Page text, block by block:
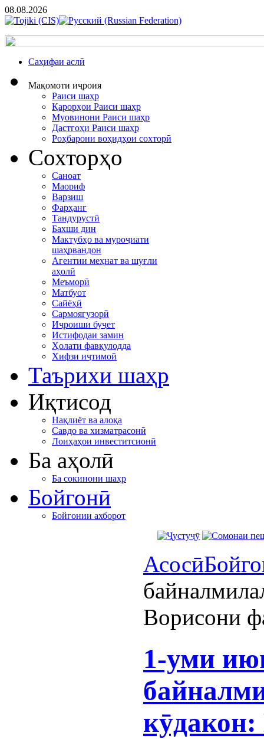
08.08.2026
Cаҳифаи аслӣ
Мақомоти иҷроия
Раиси шаҳр
Қарорҳои Раиси шаҳр
Муовинони Раиси шаҳр
Дастгоҳи Раиси шаҳр
Роҳбарони воҳидҳои сохторӣ
Сохторҳо
Саноат
Маориф
Варзиш
Фарҳанг
Тандурустӣ
Бахши дин
Мактубҳо ва муроҷиати
шаҳрвандон
Агентии меҳнат ва шуғли
аҳолӣ
Меъморӣ
Матбуот
Сайёҳӣ
Сармоягузорӣ
Иҷроиши буҷет
Истифодаи замин
Ҳолати фавқулодда
Хифзи иҷтимоӣ
Таърихи шаҳр
Иқтисод
Нақлиёт ва алоқа
Савдо ва хизматрасонӣ
Лоиҳаҳои инвеститсионӣ
Ба аҳолӣ
Ба сокинони шаҳр
Бойгонӣ
Бойгонии ахборот
Асосӣ
Ворисони
1-уми